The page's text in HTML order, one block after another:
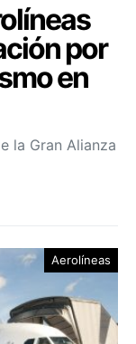
por
en
la Gran Alianza
Aerolíneas